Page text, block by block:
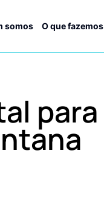
somos O que fazemos
para